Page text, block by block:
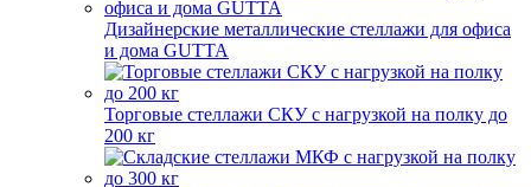
Дизайнерские металлические стеллажи для офиса
и дома GUTTA
Торговые стеллажи СКУ с нагрузкой на полку до
200 кг